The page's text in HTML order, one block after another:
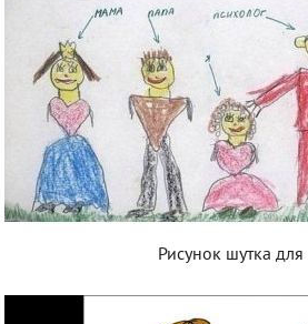
Рисунок шутка для